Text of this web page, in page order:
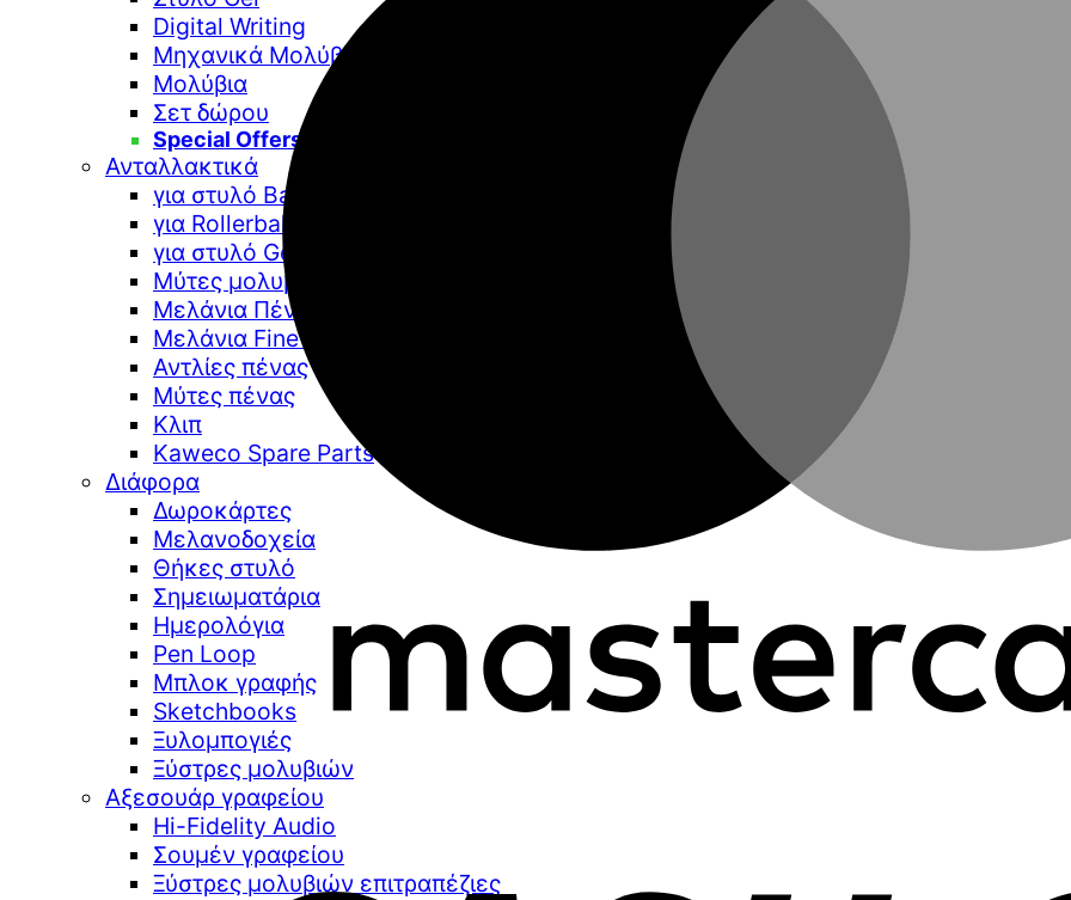
Digital Writing
Μηχανικά Μολύβια
Μολύβια
Σετ δώρου
Special Offers
Ανταλλακτικά
για στυλό Ballpoint
για Rollerball
για στυλό Gel
Μύτες μολυβιών
Μελάνια Πένας
Μελάνια Fine Art
Αντλίες πένας
Μύτες πένας
Κλιπ
Kaweco Spare Parts
Διάφορα
Δωροκάρτες
Μελανοδοχεία
Θήκες στυλό
Σημειωματάρια
Ημερολόγια
Pen Loop
Μπλοκ γραφής
Sketchbooks
Ξυλομπογιές
Ξύστρες μολυβιών
Αξεσουάρ γραφείου
Hi-Fidelity Audio
Σουμέν γραφείου
Ξύστρες μολυβιών επιτραπέζιες